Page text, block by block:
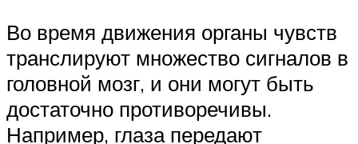
Во время движения органы чувств
транслируют множество сигналов в
головной мозг, и они могут быть
достаточно противоречивы.
Например, глаза передают